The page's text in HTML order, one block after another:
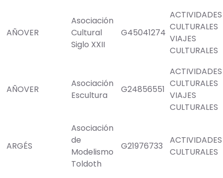
AÑOVER
Asociación
Cultural
Siglo XXII
G45041274
ACTIVIDADES
CULTURALES
VIAJES
CULTURALES
AÑOVER
Asociación
Escultura
G24856551
ACTIVIDADES
CULTURALES
VIAJES
CULTURALES
ARGÉS
Asociación
de
Modelismo
Toldoth
G21976733
ACTIVIDADES
CULTURALES